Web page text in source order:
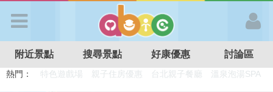
APP登入
附近景點 搜尋景點 好康優惠 討論區
熱門：